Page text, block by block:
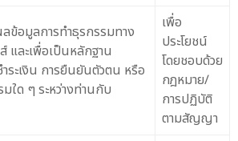
ข้อมูลการทำธุรกรรมทาง
และเพื่อเป็นหลักฐาน
ระเงิน การยืนยันตัวตน หรือ
ใด ๆ ระหว่างท่านกับ
เพื่อ
ประโยชน์
โดยชอบด้วย
กฎหมาย/
การปฏิบัติ
ตามสัญญา